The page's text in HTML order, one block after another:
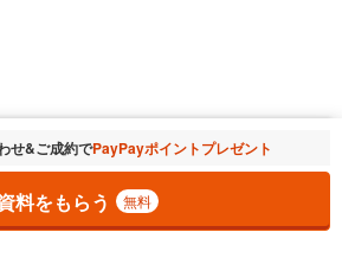
ました。 一覧を開く
せ&ご成約でPayPayポイントプレゼント
料をもらう 無料